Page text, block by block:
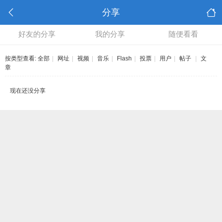
分享
好友的分享 我的分享 随便看看
按类型查看: 全部 网址 视频 音乐 Flash 投票 用户 帖子
文
章
现在还没分享